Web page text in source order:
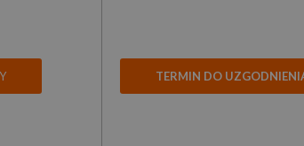
TERMIN DO